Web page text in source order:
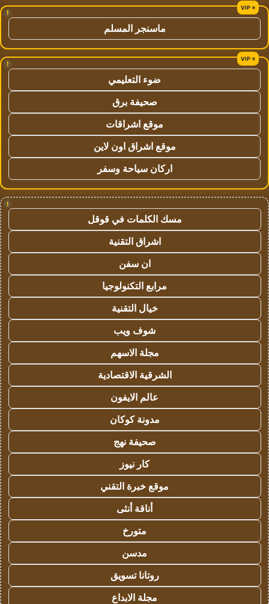
!
ماسنجر المسلم
!
ضوء التعليمي
صحيفة برق
موقع اشراقات
موقع اشراق اون لاين
اركان سياحة وسفر
!
مسك الكلمات في قوقل
اشراق التقنية
ان سفن
مرابع التكنولوجيا
خيال التقنية
شوف ويب
مجلة الاسهم
الشرقية الاقتصادية
عالم الايفون
مدونة كوكان
صحيفة نهج
كار نيوز
موقع خبرة التقني
أناقة أنثى
متورخ
مدسن
روتانا تسويق
مجلة الابداع